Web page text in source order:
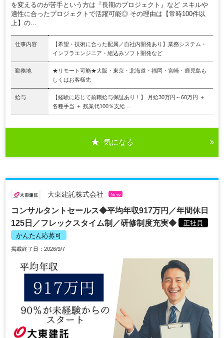
を変えるのが苦手という方は『長期のプロジェクト』など スキルや
適性に合ったプロジェクトで活躍可能◎ その理由は【常時100件以
上】の...
仕事内容
【希望・技術に合った配属／自社内開発あり】業務システム・
インフラエンジニア・組込みソフト開発など
勤務地
★リモート可能★大阪・東京・北海道・福岡・宮崎・鹿児島も
しくはお客様先
給与
【経験に応じて前職給与保証あり！】 月給30万円～60万円 ＋
各種手当 ＋ 残業代100％支給 ...
気になる
大東建託株式会社 New
コンサルタントセールス◆平均年収917万円／年間休日
125日／フレックスタイム制／研修制度充実◆
正社員
かんたん応募可
掲載終了日：2026/9/7